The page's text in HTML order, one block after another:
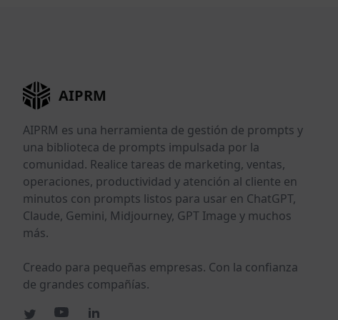
AIPRM
AIPRM es una herramienta de gestión de prompts y
una biblioteca de prompts impulsada por la
comunidad. Realice tareas de marketing, ventas,
operaciones, productividad y atención al cliente en
minutos con prompts listos para usar en ChatGPT,
Claude, Gemini, Midjourney, GPT Image y muchos
más.
Creado para pequeñas empresas. Con la confianza
de grandes compañías.